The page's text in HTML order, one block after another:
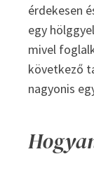
érdekesen
egy
mivel
következő
nagyonis